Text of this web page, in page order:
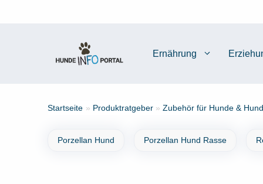
Ernährung
Startseite » Produktratgeber » Zubehör für Hunde &
Porzellan Hund Porzellan Hund Rasse